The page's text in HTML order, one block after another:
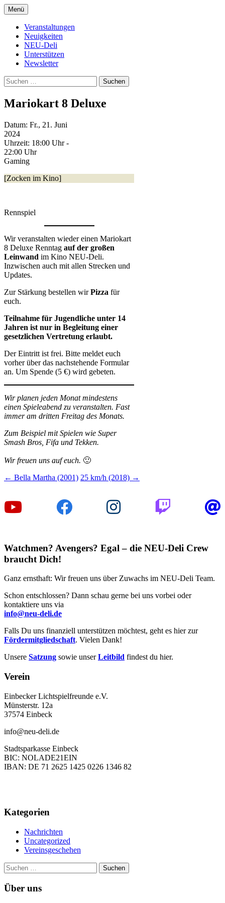
Zum
Inhalt
springen
NeuDeli Einbeck
Menü
Veranstaltungen
Neuigkeiten
NEU-Deli
Unterstützen
Newsletter
Suchen
nach:
Mariokart 8 Deluxe
Datum: Fr., 21. Juni
2024
Uhrzeit: 18:00 Uhr -
22:00 Uhr
Gaming
[Zocken im Kino]
Rennspiel
Wir veranstalten wieder einen Mariokart
8 Deluxe Renntag auf der großen
Leinwand im Kino NEU-Deli.
Inzwischen auch mit allen Strecken und
Updates.
Zur Stärkung bestellen wirPizza für
euch.
Teilnahme für Jugendliche unter 14
Jahren ist nur in Begleitung einer
gesetzlichen Vertretung erlaubt.
Der Eintritt ist frei. Bitte meldet euch
vorher über das nachstehende Formular
an. Um Spende (5 €) wird gebeten.
Wir planen jeden Monat mindestens
einen Spieleabend zu veranstalten. Fast
immer am dritten Freitag des Monats.
Zum Beispiel mit Spielen wie Super
Smash Bros, Fifa und Tekken.
Wir freuen uns auf euch. 🙂
Beitragsnavigation
← Bella Martha (2001) 25 km/h (2018) →
Watchmen? Avengers? Egal – die NEU-Deli Crew
braucht Dich!
Ganz ernsthaft: Wir freuen uns über Zuwachs im NEU-Deli Team.
Schon entschlossen? Dann schau gerne bei uns vorbei oder
kontaktiere uns via
info@neu-deli.de
Falls Du uns finanziell unterstützen möchtest, geht es hier zur
Fördermitgliedschaft. Vielen Dank!
Unsere Satzung sowie unserLeitbild findest du hier.
Verein
Einbecker Lichtspielfreunde e.V.
Münsterstr. 12a
37574 Einbeck
info@neu-deli.de
Stadtsparkasse Einbeck
BIC: NOLADE21EIN
IBAN: DE 71 2625 1425 0226 1346 82
Kategorien
Nachrichten
Uncategorized
Vereinsgeschehen
Suchen
nach:
Über uns